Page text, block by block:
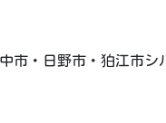
市・日野市・狛江市シ